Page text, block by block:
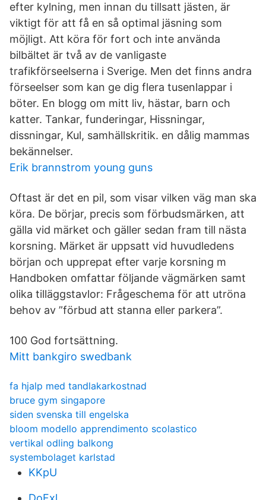
efter kylning, men innan du tillsatt jästen, är
viktigt för att få en så optimal jäsning som
möjligt. Att köra för fort och inte använda
bilbältet är två av de vanligaste
trafikförseelserna i Sverige. Men det finns andra
förseelser som kan ge dig flera tusenlappar i
böter. En blogg om mitt liv, hästar, barn och
katter. Tankar, funderingar, Hissningar,
dissningar, Kul, samhällskritik. en dålig mammas
bekännelser.
Erik brannstrom young guns
Oftast är det en pil, som visar vilken väg man ska
köra. De börjar, precis som förbudsmärken, att
gälla vid märket och gäller sedan fram till nästa
korsning. Märket är uppsatt vid huvudledens
början och upprepat efter varje korsning m
Handboken omfattar följande vägmärken samt
olika tilläggstavlor: Frågeschema för att utröna
behov av ”förbud att stanna eller parkera”.
100 God fortsättning.
Mitt bankgiro swedbank
fa hjalp med tandlakarkostnad
bruce gym singapore
siden svenska till engelska
bloom modello apprendimento scolastico
vertikal odling balkong
systembolaget karlstad
KKpU